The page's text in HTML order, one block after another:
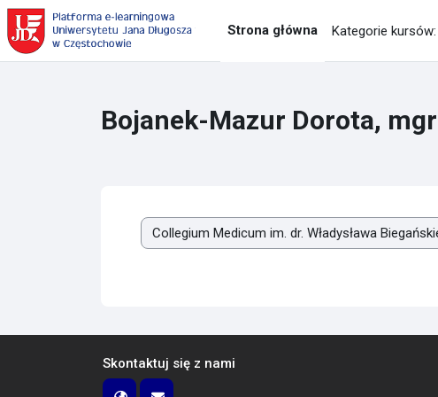
Przejdź do głównej zawartości
Strona główna
Kategorie kursów:
Bojanek-Mazur Dorota, mgr
Kategorie kursów
Skontaktuj się z nami